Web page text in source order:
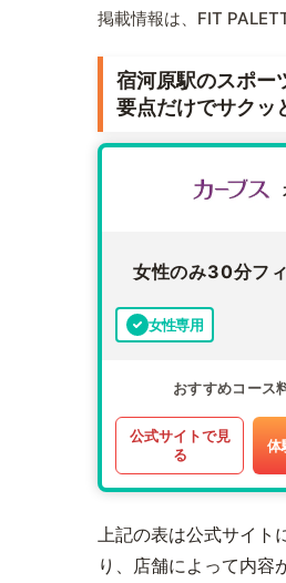
掲載情報は、FIT
宿河原駅のスポー
要点だけでサクッ
女性のみ30分フ
女性専用
おすすめコース
公式サイトで見
る
体
上記の表は公式サイト
り、店舗によって内容